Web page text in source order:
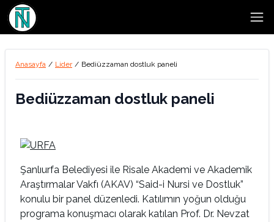
Anasayfa / Lider / Bediüzzaman dostluk paneli
Bediüzzaman dostluk paneli
Şanlıurfa Belediyesi ile Risale Akademi ve Akademik
Araştırmalar Vakfı (AKAV) “Said-i Nursi ve Dostluk”
konulu bir panel düzenledi. Katılımın yoğun olduğu
programa konuşmacı olarak katılan Prof. Dr. Nevzat